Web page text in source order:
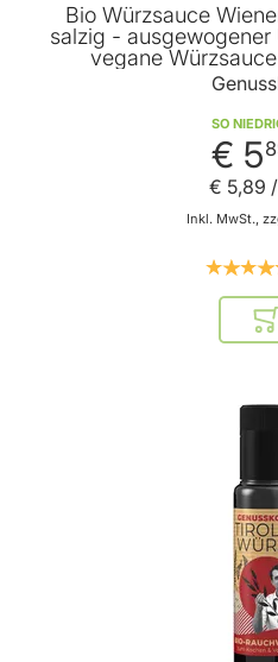
Bio Würzsauce
salzig -
vegane
SO
€ 5
Inkl. MwSt.,
€ 5,89